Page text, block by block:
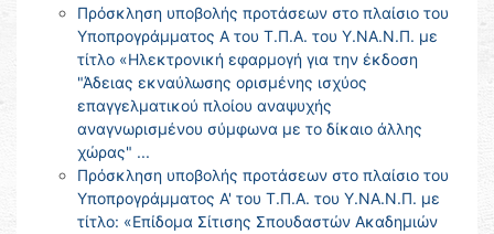
Πρόσκληση υποβολής προτάσεων στο πλαίσιο του
Υποπρογράμματος Α του Τ.Π.Α. του Υ.ΝΑ.Ν.Π. με
τίτλο «Ηλεκτρονική εφαρμογή για την έκδοση
"Άδειας εκναύλωσης ορισμένης ισχύος
επαγγελματικού πλοίου αναψυχής
αναγνωρισμένου σύμφωνα με το δίκαιο άλλης
χώρας" ...
Πρόσκληση υποβολής προτάσεων στο πλαίσιο του
Υποπρογράμματος Α' του Τ.Π.Α. του Υ.ΝΑ.Ν.Π. με
τίτλο: «Επίδομα Σίτισης Σπουδαστών Ακαδημιών